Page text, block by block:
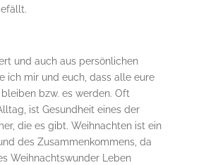
und auch aus persönlichen
ich mir und euch, dass alle eure
bzw. es werden. Oft
ist Gesundheit eines der
die es gibt. Weihnachten ist ein
des Zusammenkommens, da
Weihnachtswunder Leben